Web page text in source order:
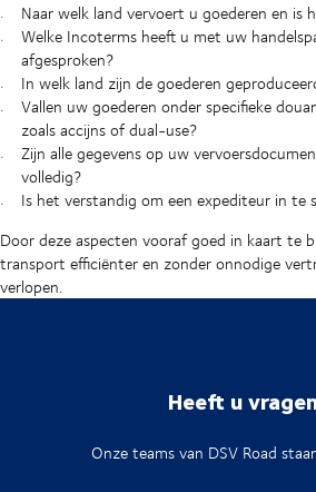
Naar welk land vervoert u goederen en is
Welke Incoterms heeft u met uw
afgesproken?
In welk land zijn de goederen
Vallen uw goederen onder specifieke
zoals accijns of dual-use?
Zijn alle gegevens op uw
volledig?
Is het verstandig om een expediteur in te
Door deze aspecten vooraf goed in kaart te
transport efficiënter en zonder onnodige
verlopen.
Heeft u
Onze teams van DSV Road